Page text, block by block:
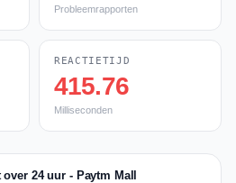
Probleemrapporten
REACTIETIJD
415.76
Milliseconden
24 uur - Paytm Mall